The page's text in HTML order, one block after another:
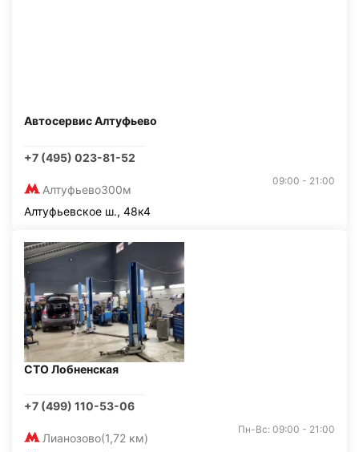
Автосервис Алтуфьево
+7 (495) 023-81-52
Алтуфьево300м
09:00 - 21:00
Алтуфьевское ш., 48к4
СТО Лобненская
+7 (499) 110-53-06
Лианозово(1,72 км)
Пн-Вс: 09:00 - 21:00